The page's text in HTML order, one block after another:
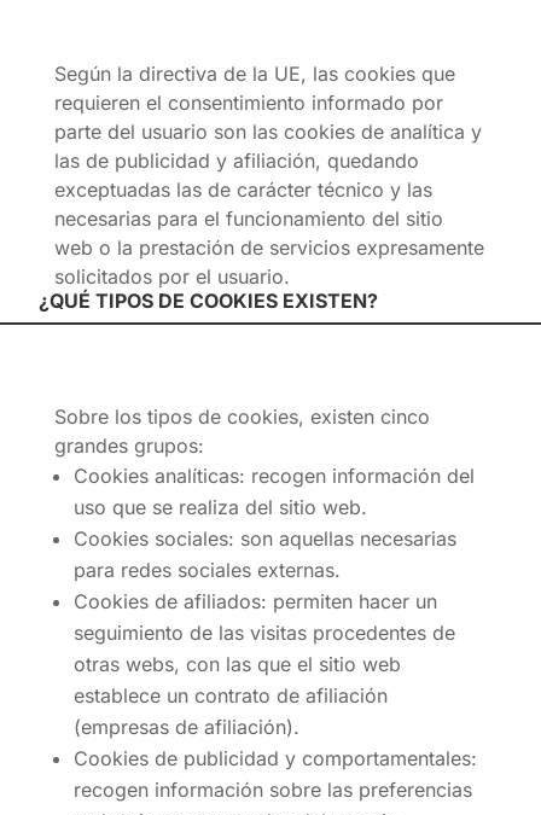
Según la directiva de la UE, las cookies que
requieren el consentimiento informado por
parte del usuario son las cookies de analítica y
las de publicidad y afiliación, quedando
exceptuadas las de carácter técnico y las
necesarias para el funcionamiento del sitio
web o la prestación de servicios expresamente
solicitados por el usuario.
¿QUÉ TIPOS DE COOKIES EXISTEN?
Sobre los tipos de cookies, existen cinco
grandes grupos:
Cookies analíticas: recogen información del
uso que se realiza del sitio web.
Cookies sociales: son aquellas necesarias
para redes sociales externas.
Cookies de afiliados: permiten hacer un
seguimiento de las visitas procedentes de
otras webs, con las que el sitio web
establece un contrato de afiliación
(empresas de afiliación).
Cookies de publicidad y comportamentales:
recogen información sobre las preferencias